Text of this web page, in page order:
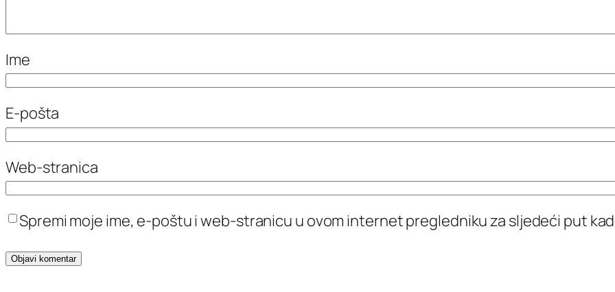
Ime
E-pošta
Web-stranica
Spremi moje ime, e-poštu i web-stranicu u ovom internet pregledniku za sljedeći put